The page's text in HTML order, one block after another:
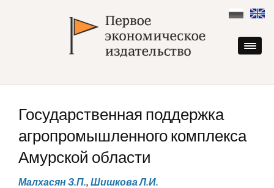
content
Государственная поддержка
агропромышленного комплекса
Амурской области
Малхасян З.П., Шишкова Л.И.